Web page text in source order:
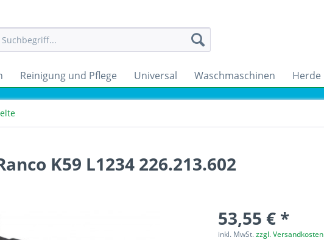
Reinigung und Pflege Universal Waschmaschinen Herde
K59 L1234 226.213.602
53,55 € *
inkl. MwSt.zzgl. Versandkosten